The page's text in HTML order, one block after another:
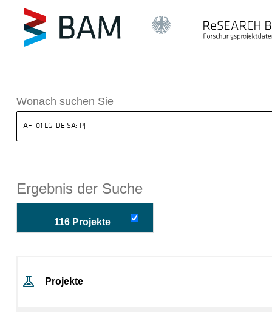
BAM
Wonach suchen Sie
Ergebnis der Suche
116 Projekte
Projekte